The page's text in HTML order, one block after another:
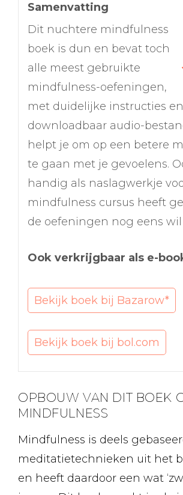
Samenvatting
Dit nuchtere mindfulness
boek is dun en bevat toch
alle meest gebruikte
mindfulness-oefeningen,
met duidelijke instructies en
downloadbaar audio-
helpt je om op een betere
te gaan met je gevoelens.
handig als naslagwerkje
mindfulness cursus heeft
de oefeningen nog eens wil
Ook verkrijgbaar als e-
Bekijk boek bij Bazarow*
Bekijk boek bij bol.com
OPBOUW VAN DIT BOEK
MINDFULNESS
Mindfulness is deels
meditatietechnieken uit het
en heeft daardoor een wat